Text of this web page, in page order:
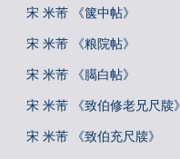
宋 米芾 《箧中帖》
宋 米芾 《粮院帖》
宋 米芾 《臈白帖》
宋 米芾 《致伯修老兄尺牍》
宋 米芾 《致伯充尺牍》